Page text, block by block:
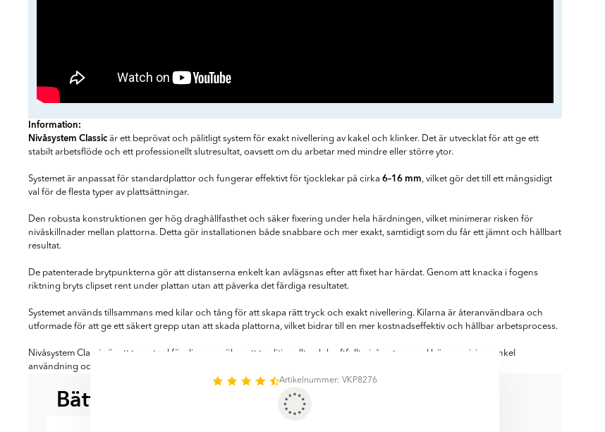
Information:
Nivåsystem Classic är ett beprövat och pålitligt system för exakt nivellering av kakel och klinker. Det är utvecklat för att ge ett
stabilt arbetsflöde och ett professionellt slutresultat, oavsett om du arbetar med mindre eller större ytor.
Systemet är anpassat för standardplattor och fungerar effektivt för tjocklekar på cirka 6–16 mm, vilket gör det till ett mångsidigt
val för de flesta typer av plattsättningar.
Den robusta konstruktionen ger hög draghållfasthet och säker fixering under hela härdningen, vilket minimerar risken för
nivåskillnader mellan plattorna. Detta gör installationen både snabbare och mer exakt, samtidigt som du får ett jämnt och hållbart
resultat.
De patenterade brytpunkterna gör att distanserna enkelt kan avlägsnas efter att fixet har härdat. Genom att knacka i fogens
riktning bryts clipset rent under plattan utan att påverka det färdiga resultatet.
Systemet används tillsammans med kilar och tång för att skapa rätt tryck och exakt nivellering. Kilarna är återanvändbara och
utformade för att ge ett säkert grepp utan att skada plattorna, vilket bidrar till en mer kostnadseffektiv och hållbar arbetsprocess.
Nivåsystem Classic är ett tryggt val för dig som söker ett traditionellt och kraftfullt nivåsystem med hög precision, enkel
användning och konsekventa resultat i varje projekt.
Bättre tillsammans BÄST ATT KOMBINERA MED
Artikelnummer: VKP8276